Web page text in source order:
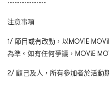
----------------
注意事項
1/ 節目或有改動，以MOViE
為準。如有任何爭議，MOViE
2/ 顧己及人，所有參加者於活動